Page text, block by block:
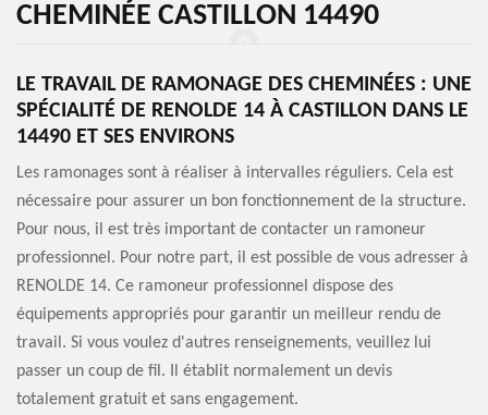
CHEMINÉE CASTILLON 14490
LE TRAVAIL DE RAMONAGE DES CHEMINÉES : UNE
SPÉCIALITÉ DE RENOLDE 14 À CASTILLON DANS LE
14490 ET SES ENVIRONS
Les ramonages sont à réaliser à intervalles réguliers. Cela est
nécessaire pour assurer un bon fonctionnement de la structure.
Pour nous, il est très important de contacter un ramoneur
professionnel. Pour notre part, il est possible de vous adresser à
RENOLDE 14. Ce ramoneur professionnel dispose des
équipements appropriés pour garantir un meilleur rendu de
travail. Si vous voulez d'autres renseignements, veuillez lui
passer un coup de fil. Il établit normalement un devis
totalement gratuit et sans engagement.